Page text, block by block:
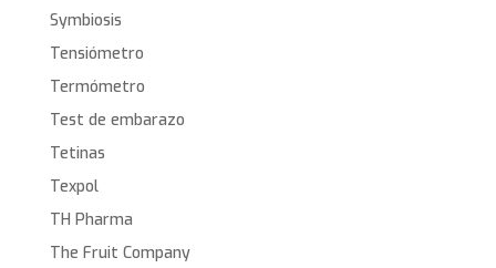
Symbiosis
Tensiómetro
Termómetro
Test de embarazo
Tetinas
Texpol
TH Pharma
The Fruit Company